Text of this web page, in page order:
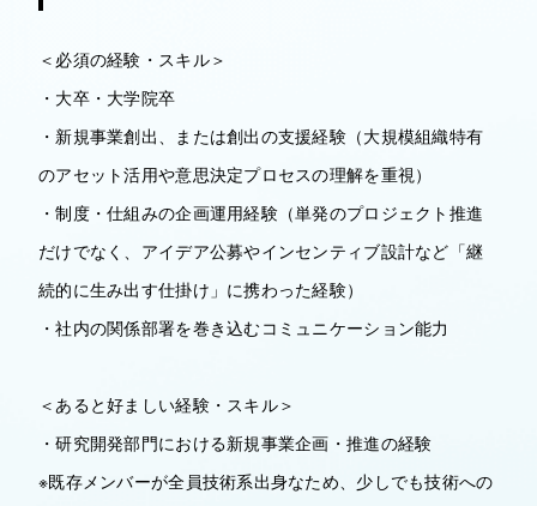
＜必須の経験・スキル＞
・大卒・大学院卒
・新規事業創出、または創出の支援経験（大規模組織特有
のアセット活用や意思決定プロセスの理解を重視）
・制度・仕組みの企画運用経験（単発のプロジェクト推進
だけでなく、アイデア公募やインセンティブ設計など「継
続的に生み出す仕掛け」に携わった経験）
・社内の関係部署を巻き込むコミュニケーション能力
＜あると好ましい経験・スキル＞
・研究開発部門における新規事業企画・推進の経験
※既存メンバーが全員技術系出身なため、少しでも技術への